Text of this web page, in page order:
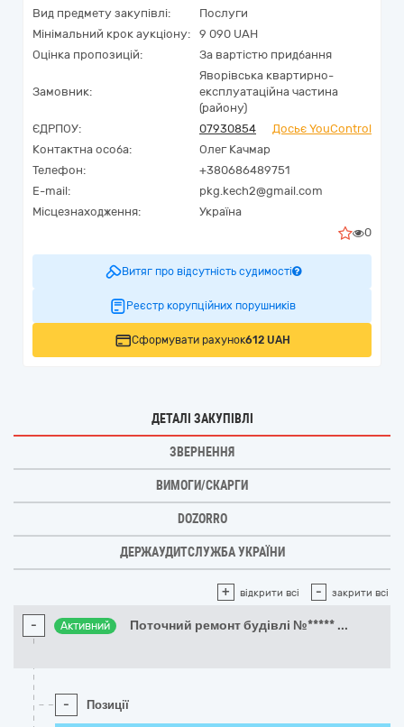
Вид предмету закупівлі:
Послуги
Мінімальний крок аукціону:
9 090 UAH
Оцінка пропозицій:
За вартістю придбання
Замовник:
Яворівська квартирно-
експлуатаційна частина
(району)
ЄДРПОУ:
07930854
Досьє YouControl
Контактна особа:
Олег Качмар
Телефон:
+380686489751
E-mail:
pkg.kech2@gmail.com
Місцезнаходження:
Україна
0
Витяг про відсутність судимості
Реєстр корупційних порушників
Сформувати рахунок612 UAH
ДЕТАЛІ ЗАКУПІВЛІ
ЗВЕРНЕННЯ
ВИМОГИ/СКАРГИ
DOZORRO
ДЕРЖАУДИТСЛУЖБА УКРАЇНИ
+ відкрити всі - закрити всі
- Активний Поточний ремонт будівлі №***** ...
- Позиції